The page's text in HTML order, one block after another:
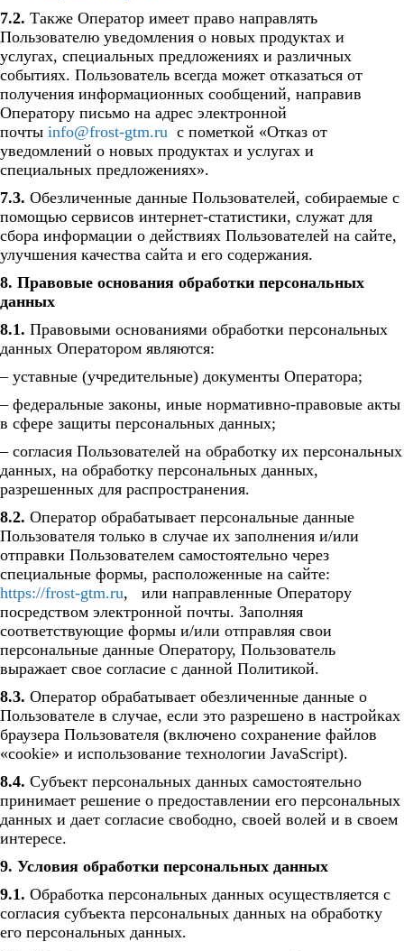
7.2. Также Оператор имеет право направлять
Пользователю уведомления о новых продуктах и
услугах, специальных предложениях и различных
событиях. Пользователь всегда может отказаться от
получения информационных сообщений, направив
Оператору письмо на адрес электронной
почты info@frost-gtm.ru с пометкой «Отказ от
уведомлений о новых продуктах и услугах и
специальных предложениях».
7.3. Обезличенные данные Пользователей, собираемые с
помощью сервисов интернет-статистики, служат для
сбора информации о действиях Пользователей на сайте,
улучшения качества сайта и его содержания.
8. Правовые основания обработки персональных
данных
8.1. Правовыми основаниями обработки персональных
данных Оператором являются:
– уставные (учредительные) документы Оператора;
– федеральные законы, иные нормативно-правовые акты
в сфере защиты персональных данных;
– согласия Пользователей на обработку их персональных
данных, на обработку персональных данных,
разрешенных для распространения.
8.2. Оператор обрабатывает персональные данные
Пользователя только в случае их заполнения и/или
отправки Пользователем самостоятельно через
специальные формы, расположенные на сайте:
https://frost-gtm.ru, или направленные Оператору
посредством электронной почты. Заполняя
соответствующие формы и/или отправляя свои
персональные данные Оператору, Пользователь
выражает свое согласие с данной Политикой.
8.3. Оператор обрабатывает обезличенные данные о
Пользователе в случае, если это разрешено в настройках
браузера Пользователя (включено сохранение файлов
«cookie» и использование технологии JavaScript).
8.4. Субъект персональных данных самостоятельно
принимает решение о предоставлении его персональных
данных и дает согласие свободно, своей волей и в своем
интересе.
9. Условия обработки персональных данных
9.1. Обработка персональных данных осуществляется с
согласия субъекта персональных данных на обработку
его персональных данных.